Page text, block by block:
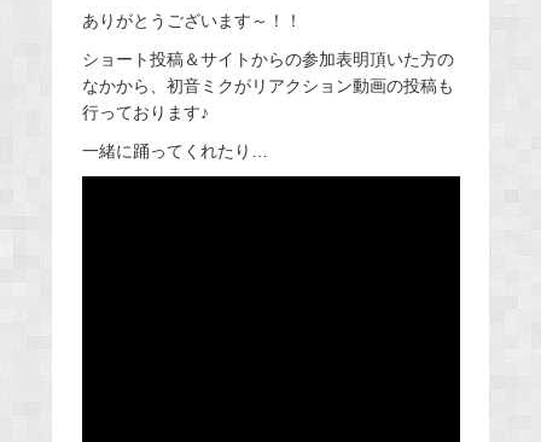
ありがとうございます～！！
ショート投稿＆サイトからの参加表明頂いた方の
なかから、初音ミクがリアクション動画の投稿も
行っております♪
一緒に踊ってくれたり…